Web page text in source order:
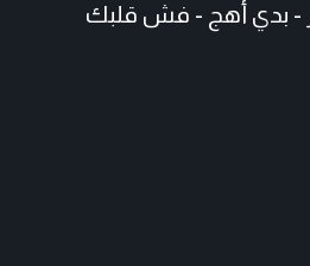
- بدي أهج - فش قلبك